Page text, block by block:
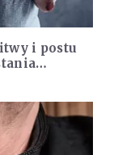
i postu